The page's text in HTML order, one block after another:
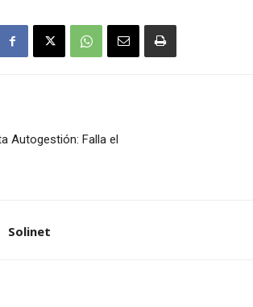
Autogestión: Falla el
Solinet